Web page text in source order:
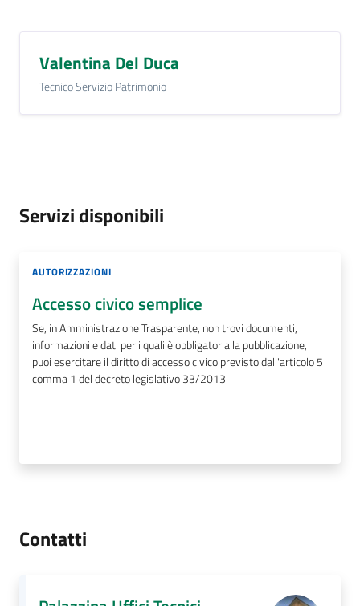
Valentina Del Duca
Tecnico Servizio Patrimonio
Servizi disponibili
AUTORIZZAZIONI
Accesso civico semplice
Se, in Amministrazione Trasparente, non trovi documenti,
informazioni e dati per i quali è obbligatoria la pubblicazione,
puoi esercitare il diritto di accesso civico previsto dall'articolo 5
comma 1 del decreto legislativo 33/2013
Contatti